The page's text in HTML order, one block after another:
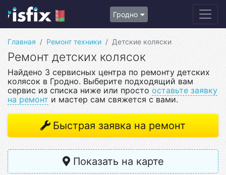
Гродно
Главная Ремонт техники Детские коляски
Ремонт детских колясок
Найдено 3 сервисных центра по ремонту детских
колясок в Гродно. Выберите подходящий вам
сервис из списка ниже или просто оставьте заявку
на ремонт и мастер сам свяжется с вами.
Быстрая заявка на ремонт
Показать на карте